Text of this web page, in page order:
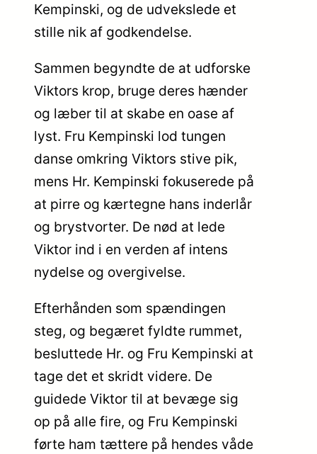
Kempinski, og de udvekslede et
stille nik af godkendelse.
Sammen begyndte de at udforske
Viktors krop, bruge deres hænder
og læber til at skabe en oase af
lyst. Fru Kempinski lod tungen
danse omkring Viktors stive pik,
mens Hr. Kempinski fokuserede på
at pirre og kærtegne hans inderlår
og brystvorter. De nød at lede
Viktor ind i en verden af intens
nydelse og overgivelse.
Efterhånden som spændingen
steg, og begæret fyldte rummet,
besluttede Hr. og Fru Kempinski at
tage det et skridt videre. De
guidede Viktor til at bevæge sig
op på alle fire, og Fru Kempinski
førte ham tættere på hendes våde